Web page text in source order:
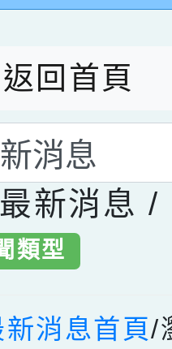
返回首頁
後頁面
新消息 /
類型
新消息首頁/